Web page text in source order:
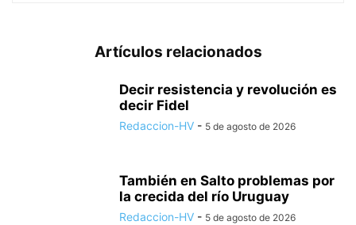
Artículos relacionados
Decir resistencia y revolución es
decir Fidel
Redaccion-HV - 5 de agosto de 2026
También en Salto problemas por
la crecida del río Uruguay
Redaccion-HV - 5 de agosto de 2026